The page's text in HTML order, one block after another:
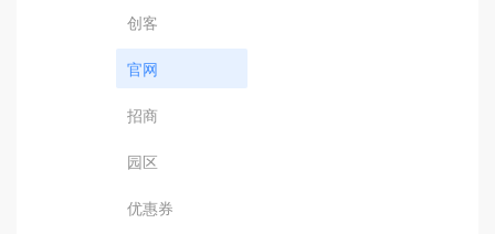
创客
官网
招商
园区
优惠券